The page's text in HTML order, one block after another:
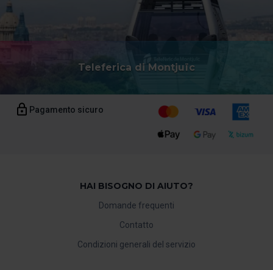
Teleferica di Montjuïc
Pagamento sicuro
HAI BISOGNO DI AIUTO?
Domande frequenti
Contatto
Condizioni generali del servizio